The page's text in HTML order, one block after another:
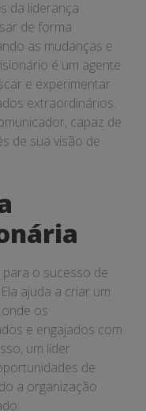
da liderança
de forma
as mudanças e
é um agente
e experimentar
extraordinários.
capaz de
de sua visão de
o sucesso de
ajuda a criar um
os
e engajados com
um líder
de
a organização